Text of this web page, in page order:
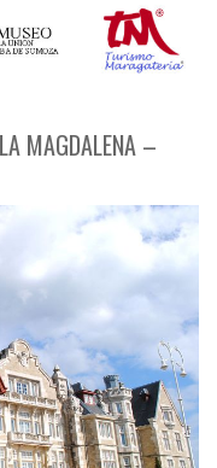
MAGDALENA –